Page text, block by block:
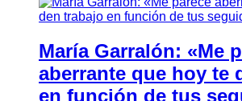
María Garralón: «Me
aberrante que hoy te
en función de tus